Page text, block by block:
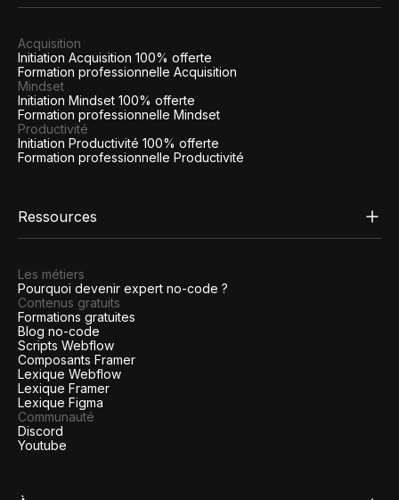
Acquisition
Initiation Acquisition 100% offerte
Formation professionnelle Acquisition
Mindset
Initiation Mindset 100% offerte
Formation professionnelle Mindset
Productivité
Initiation Productivité 100% offerte
Formation professionnelle Productivité
Ressources
Les métiers
Pourquoi devenir expert no-code ?
Contenus gratuits
Formations gratuites
Blog no-code
Scripts Webflow
Composants Framer
Lexique Webflow
Lexique Framer
Lexique Figma
Communauté
Discord
Youtube